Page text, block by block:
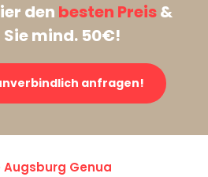
den besten Preis&
mind. 50€!
anfragen!
Genua